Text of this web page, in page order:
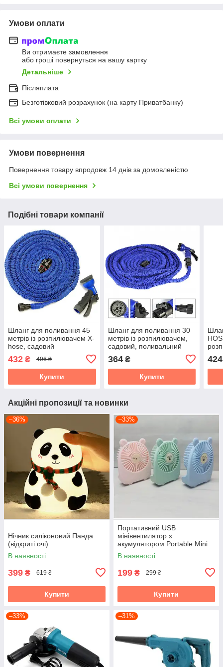
Умови оплати
Ви отримаєте замовлення
або гроші повернуться на вашу картку
Детальніше
Післяплата
Безготівковий розрахунок (на карту Приватбанку)
Всі умови оплати
Умови повернення
Повернення товару впродовж 14 днів за домовленістю
Всі умови повернення
Подібні товари компанії
Шланг для поливання 45
метрів із розпилювачем X-
hose, садовий
гармошка
432 ₴ 496 ₴
Купити
Шланг для поливання 30
метрів із розпилювачем,
садовий, поливальний
364₴
Купити
для
424
Акційні пропозиції та новинки
–36%
Нічник силіконовий Панда
(відкриті очі)
В наявності
399 ₴ 619 ₴
Купити
–33%
Портативний USB
мінівентилятор з
акумулятором Portable Mini
Fan (настільний)
В наявності
199 ₴ 299 ₴
Купити
–33% –31%